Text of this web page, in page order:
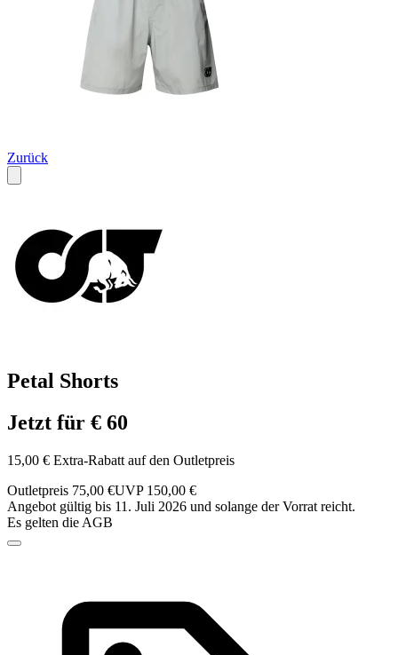
Zurück
Petal Shorts
Jetzt für € 60
15,00 € Extra-Rabatt auf den Outletpreis
Outletpreis 75,00 €UVP 150,00 €
Angebot gültig bis 11. Juli 2026 und solange der Vorrat reicht.
Es gelten die AGB